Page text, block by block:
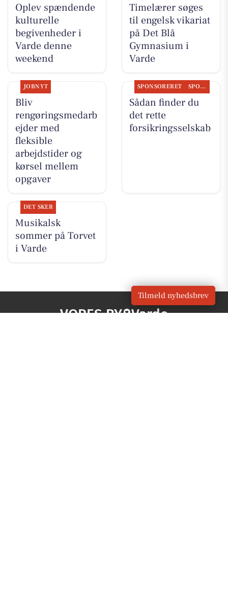
Oplev spændende
kulturelle
begivenheder i
Varde denne
weekend
Timelærer søges
til engelsk vikariat
på Det Blå
Gymnasium i
Varde
JOBNYT
Bliv
rengøringsmedarb
ejder med
fleksible
arbejdstider og
kørsel mellem
opgaver
SPONSORERET SPONSORERET INDHOLD
Sådan finder du
det rette
forsikringsselskab
DET SKER
Musikalsk
sommer på Torvet
i Varde
VORES BY Varde
Tilmeld nyhedsbrev